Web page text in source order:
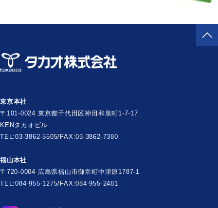
東京本社
〒101-0024 東京都千代田区神田和泉町1-7-17
KENタカオビル
TEL:03-3862-5505/FAX:03-3862-7380
福山本社
〒720-0004 広島県福山市御幸町中津原1787-1
TEL:084-955-1275/FAX:084-955-2481